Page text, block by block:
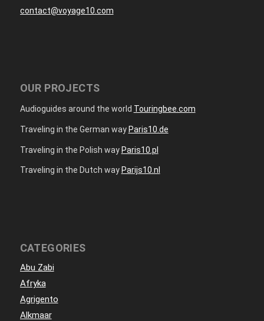
contact@voyage10.com
OUR PROJECTS
Audioguides around the world Touringbee.com
Traveling in the German way Paris10.de
Traveling in the Polish wayParis10.pl
Traveling in the Dutch way Parijs10.nl
CATEGORIES
Abu Zabi
Afryka
Agrigento
Alkmaar